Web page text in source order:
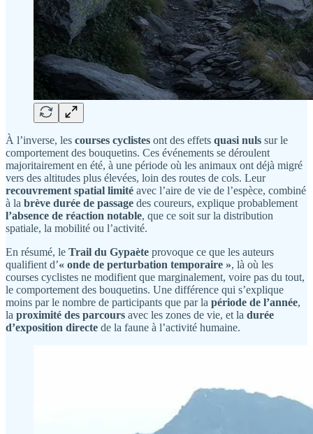
À l’inverse, les courses cyclistes ont des effets quasi nuls sur le
comportement des bouquetins. Ces événements se déroulent
majoritairement en été, à une période où les animaux ont déjà migré
vers des altitudes plus élevées, loin des routes de cols. Leur
recouvrement spatial limité avec l’aire de vie de l’espèce, combiné
à la brève durée de passage des coureurs, explique probablement
l’absence de réaction notable, que ce soit sur la distribution
spatiale, la mobilité ou l’activité.
En résumé, le Trail du Gypaète provoque ce que les auteurs
qualifient d’« onde de perturbation temporaire », là où les
courses cyclistes ne modifient que marginalement, voire pas du tout,
le comportement des bouquetins. Une différence qui s’explique
moins par le nombre de participants que par la période de l’année,
la proximité des parcours avec les zones de vie, et la durée
d’exposition directe de la faune à l’activité humaine.